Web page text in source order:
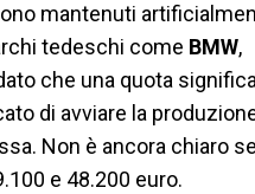
mantenuti
tedeschi come BMW,
che una quota
di avviare la
Non è ancora chiaro
e 48.200 euro.